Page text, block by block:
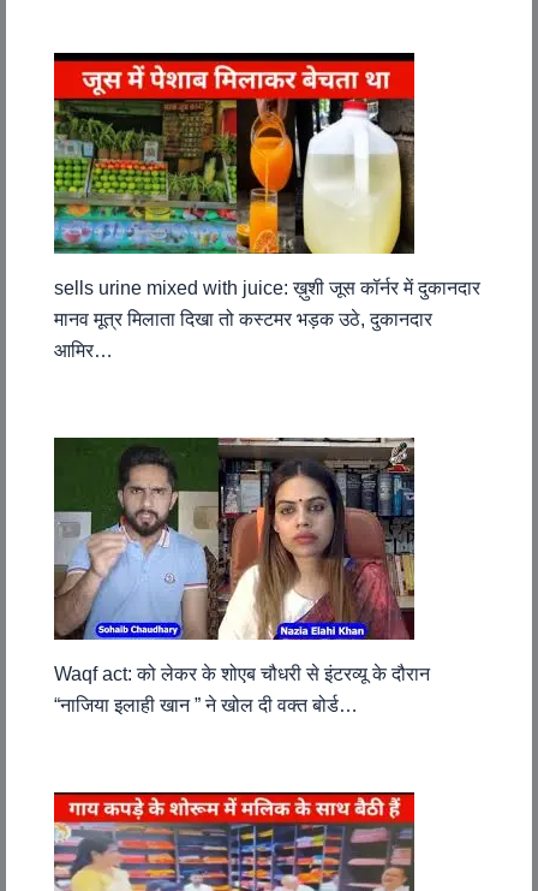
sells urine mixed with juice: ख़ुशी जूस कॉर्नर में दुकानदार
मानव मूत्र मिलाता दिखा तो कस्टमर भड़क उठे, दुकानदार
आमिर…
Waqf act: को लेकर के शोएब चौधरी से इंटरव्यू के दौरान
“नाजिया इलाही खान ” ने खोल दी वक्त बोर्ड…